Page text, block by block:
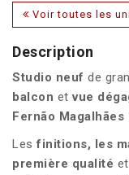
Voir toutes les
Description
Studio neuf de
balcon etvue
Fernão Magalhães
Lesfinitions, les
première qualité